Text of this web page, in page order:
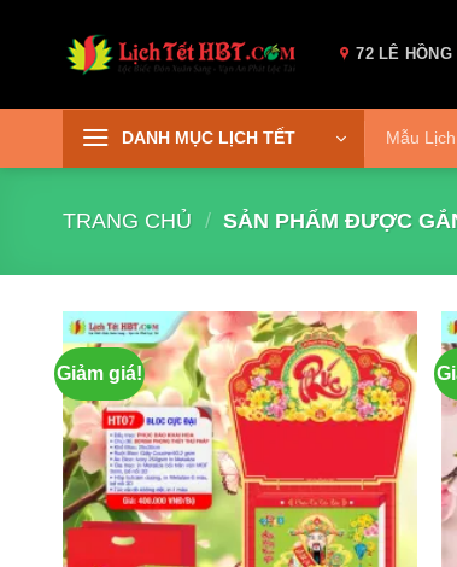
72 LÊ HỒNG
DANH MỤC LỊCH TẾT Mẫu
TRANG CHỦ / SẢN PHẨM ĐƯỢC
Giảm giá!
Add to
wishlist